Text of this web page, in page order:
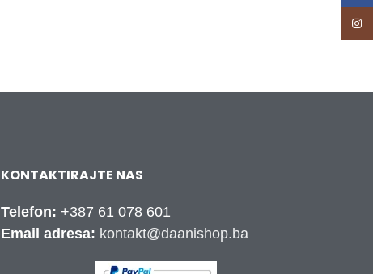
KONTAKTIRAJTE NAS
Telefon: +387 61 078 601
Email adresa: kontakt@daanishop.ba